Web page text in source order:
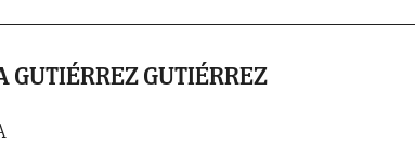
GUTIÉRREZ